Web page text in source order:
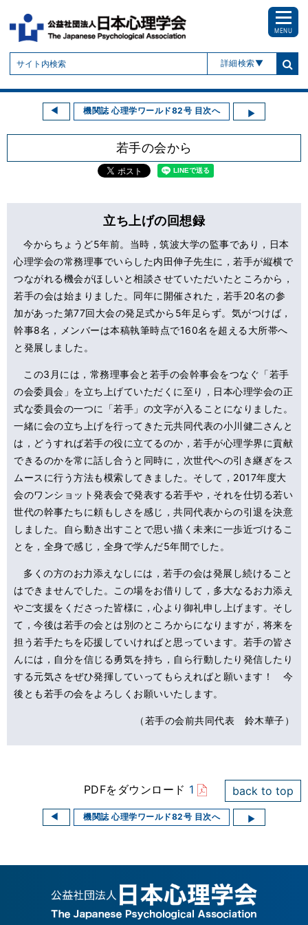
詳細検索
MENU
機関誌 心理学ワールド82号 目次へ
若手の会から
立ち上げの回想録
今からちょうど5年前。当時，筑波大学の監事であり，日本
心理学会の常務理事でいらした内田伸子先生に，若手が縦横で
つながれる機会がほしいと相談させていただいたところから，
若手の会は始まりました。同年に開催された，若手20名の参
加があった第77回大会の発足式から5年足らず。気がつけば，
幹事8名，メンバーは本稿執筆時点で160名を超える大所帯へ
と発展しました。
この3月には，常務理事会と若手の会幹事会をつなぐ「若手
の会委員会」を立ち上げていただくに至り，日本心理学会の正
式な委員会の一つに「若手」の文字が入ることになりました。
一緒に会の立ち上げを行ってきた元共同代表の小川健二さんと
は，どうすれば若手の役に立てるのか，若手が心理学界に貢献
できるのかを常に話し合うと同時に，次世代への引き継ぎをス
ムースに行う方法も模索してきました。そして，2017年度大
会のワンショット発表会で発表する若手や，それを仕切る若い
世代の幹事たちに頼もしさを感じ，共同代表からの引退を決意
しました。自ら動き出すことで思い描く未来に一歩近づけるこ
とを，全身で感じ，全身で学んだ5年間でした。
多くの方のお力添えなしには，若手の会は発展し続けること
はできませんでした。この場をお借りして，多大なるお力添え
やご支援をくださった皆様に，心より御礼申し上げます。そし
て，今後は若手の会とは別のところからになりますが，将来を
担う若手たちを応援していければと思っています。若手の皆さ
んには，自分を信じる勇気を持ち，自ら行動したり発信したり
する元気さをぜひ発揮していってもらえればと願います！ 今
後とも若手の会をよろしくお願いいたします。
（若手の会前共同代表 鈴木華子）
PDFをダウンロード 1 back to top
機関誌 心理学ワールド82号 目次へ